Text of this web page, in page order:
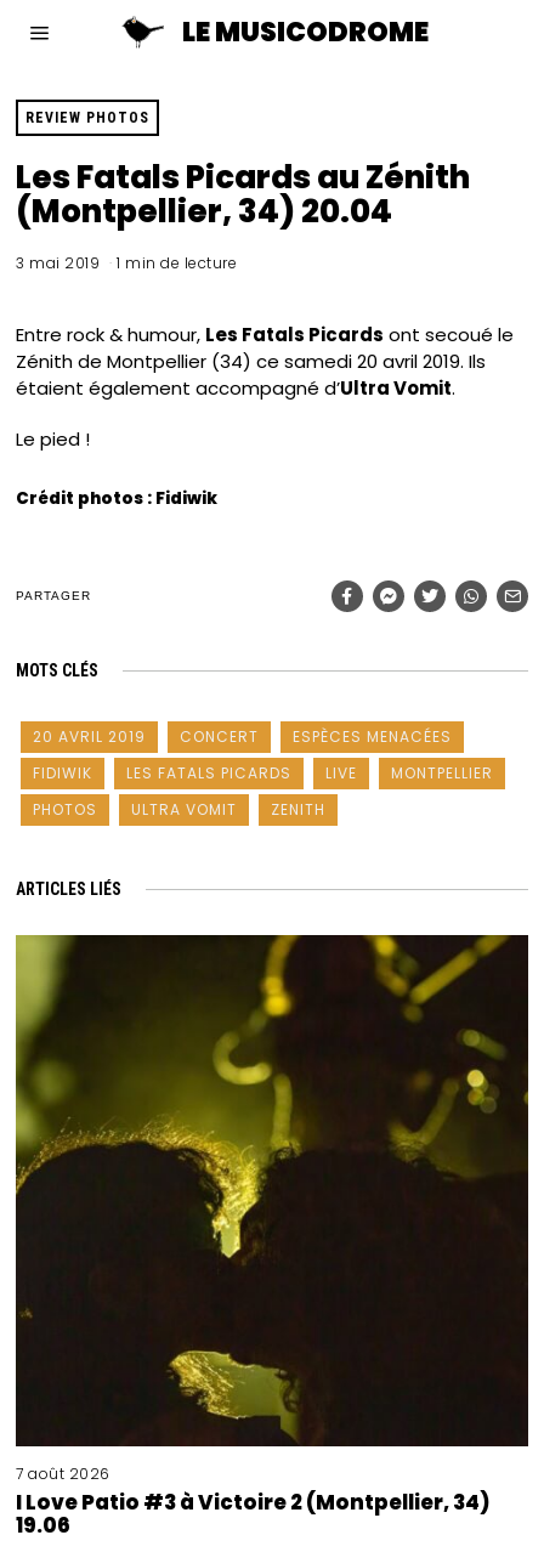
LE MUSICODROME
REVIEW PHOTOS
Les Fatals Picards au Zénith
(Montpellier, 34) 20.04
3 mai 2019 1 min de lecture
Entre rock & humour, Les Fatals Picards ont secoué le
Zénith de Montpellier (34) ce samedi 20 avril 2019. Ils
étaient également accompagné d’Ultra Vomit.
Le pied !
Crédit photos : Fidiwik
PARTAGER
MOTS CLÉS
20 AVRIL 2019 CONCERT
ESPÈCES MENACÉES
FIDIWIK
LES FATALS PICARDS LIVE
MONTPELLIER
PHOTOS
ULTRA VOMIT ZENITH
ARTICLES LIÉS
7 août 2026
I Love Patio #3 à Victoire 2 (Montpellier, 34)
19.06